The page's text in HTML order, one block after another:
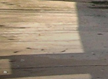
Zum
Inhalt
springen